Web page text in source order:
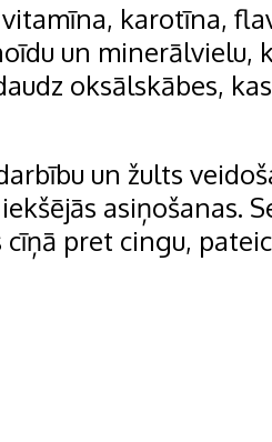
karotīna,
un minerālvielu,
oksālskābes,
un žults
asiņošanas.
pret cingu,